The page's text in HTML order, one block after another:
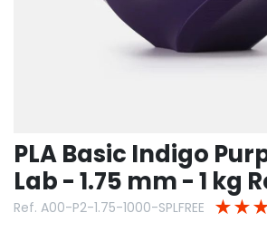
PLA Basic Indigo
Lab - 1.75 mm - 1 kg
Ref. A00-P2-1.75-1000-SPLFREE ★ ★ ★